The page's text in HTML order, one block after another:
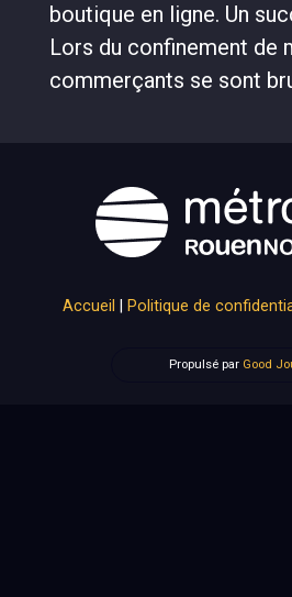
boutique en ligne. Un
Lors du confinement de
commerçants se sont
Accueil Politique de
Propulsé par Good